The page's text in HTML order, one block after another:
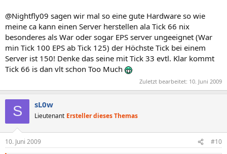
@Nightfly09 sagen wir mal so eine gute Hardware so wie
meine ca kann einen Server herstellen ala Tick 66 nix
besonderes als War oder sogar EPS server ungeeignet (War
min Tick 100 EPS ab Tick 125) der Höchste Tick bei einem
Server ist 150! Denke das seine mit Tick 33 evtl. Klar kommt
Tick 66 is dan vlt schon Too Much
Zuletzt bearbeitet: 10. Juni 2009
S sL0w
Lieutenant Ersteller dieses Themas
10. Juni 2009 #10